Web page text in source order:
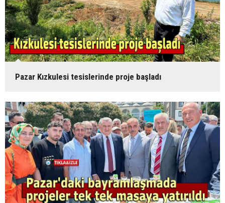
Pazar Kızkulesi tesislerinde proje başladı